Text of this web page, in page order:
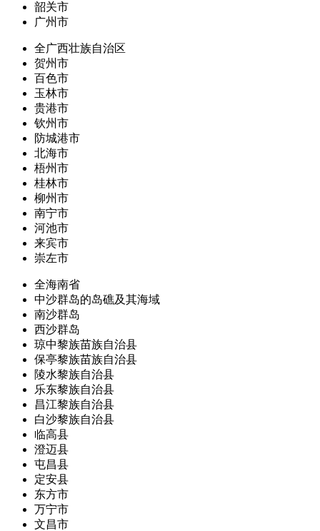
韶关市
广州市
全广西壮族自治区
贺州市
百色市
玉林市
贵港市
钦州市
防城港市
北海市
梧州市
桂林市
柳州市
南宁市
河池市
来宾市
崇左市
全海南省
中沙群岛的岛礁及其海域
南沙群岛
西沙群岛
琼中黎族苗族自治县
保亭黎族苗族自治县
陵水黎族自治县
乐东黎族自治县
昌江黎族自治县
白沙黎族自治县
临高县
澄迈县
屯昌县
定安县
东方市
万宁市
文昌市